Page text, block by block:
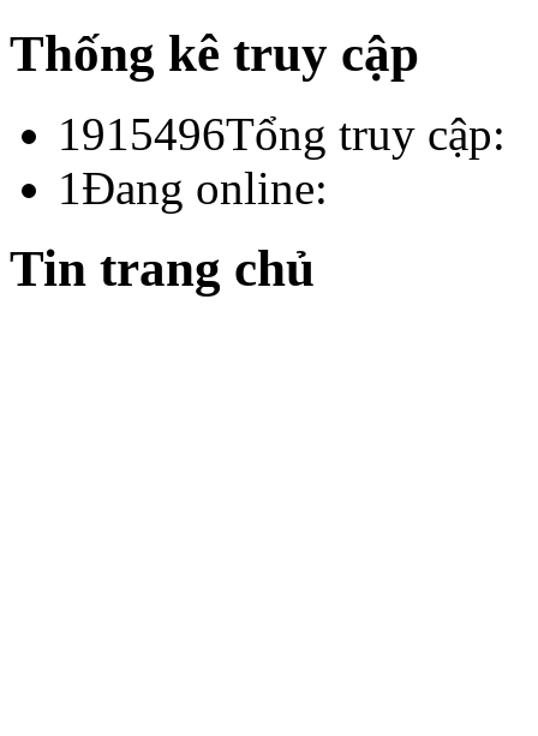
Thống kê truy cập
1915496Tổng truy cập:
1Đang online:
Tin trang chủ